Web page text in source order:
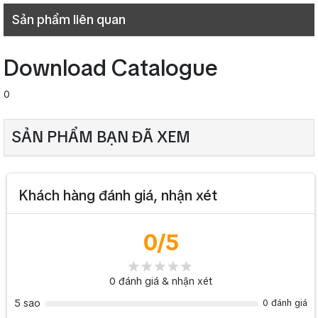
Công suất
4 Ω Stereo: 750W x 2|8 Ω Stereo: 500W x 2|8 Ω
Bridge-Mono: 1500W.
(-10 dB)
20Hz – 200Hz
Bảo hành 12 tháng
tốt nhất tại TCA - Trung Chính Audio
Sản phẩm liên quan
Download Catalogue
0
SẢN PHẨM BẠN ĐÃ XEM
Khách hàng đánh giá, nhận xét
0/5
0 đánh giá & nhận xét
5 sao
0 đánh giá